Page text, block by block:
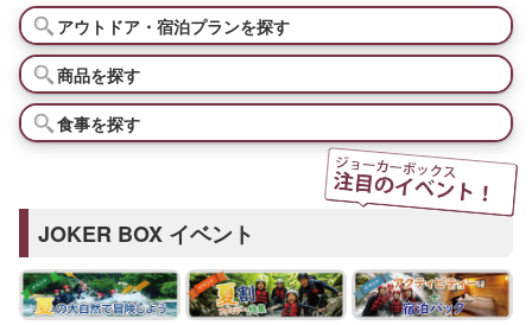
アウトドア・宿泊プランを探す
商品を探す
食事を探す
JOKER BOX イベント